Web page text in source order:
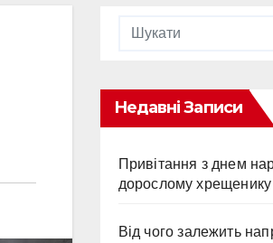
Недавні Записи
Привітання з днем
дорослому хрещенику
Від чого залежить